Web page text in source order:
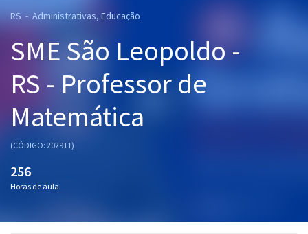
Cursos 20% OFF
Pós
Graduação
OAB
Mentorias
RS - Administrativas, Educação
SME São Leopoldo -
RS - Professor de
Matemática
(CÓDIGO: 202911)
256
Horas de aula